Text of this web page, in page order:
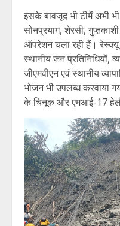
इसके बावजूद भी टीमें अभी
सोनप्रयाग, शेरसी,
ऑपरेशन चला रही हैं।
स्थानीय जन प्रतिनिधियों,
जीएमवीएन एवं स्थानीय
भोजन भी उपलब्ध करवाया
के चिनूक और एमआई-17